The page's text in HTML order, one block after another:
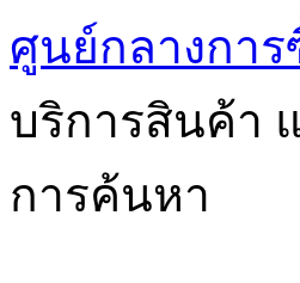
ศูนย์กลางกา
บริการสินค้า
การค้นหา